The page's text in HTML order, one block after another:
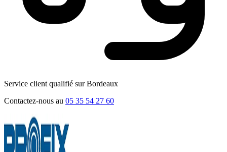
Service client qualifié sur Bordeaux
Contactez-nous au 05 35 54 27 60